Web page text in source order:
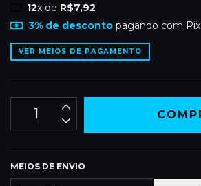
12x de R$7,92
3% de descontopagando com Pix
VER MEIOS DE PAGAMENTO
MEIOS DE ENVIO